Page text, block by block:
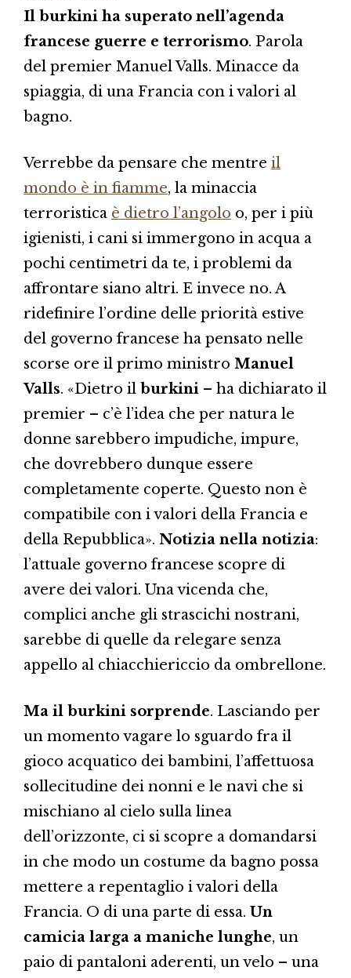
Il burkini ha superato nell’agenda
francese guerre e terrorismo. Parola
del premier Manuel Valls. Minacce da
spiaggia, di una Francia con i valori al
bagno.
Verrebbe da pensare che mentre il
mondo è in fiamme, la minaccia
terroristica è dietro l’angolo o, per i più
igienisti, i cani si immergono in acqua a
pochi centimetri da te, i problemi da
affrontare siano altri. E invece no. A
ridefinire l’ordine delle priorità estive
del governo francese ha pensato nelle
scorse ore il primo ministro Manuel
Valls. «Dietro il burkini – ha dichiarato il
premier – c’è l’idea che per natura le
donne sarebbero impudiche, impure,
che dovrebbero dunque essere
completamente coperte. Questo non è
compatibile con i valori della Francia e
della Repubblica». Notizia nella notizia:
l’attuale governo francese scopre di
avere dei valori. Una vicenda che,
complici anche gli strascichi nostrani,
sarebbe di quelle da relegare senza
appello al chiacchiericcio da ombrellone.
Ma il burkini sorprende. Lasciando per
un momento vagare lo sguardo fra il
gioco acquatico dei bambini, l’affettuosa
sollecitudine dei nonni e le navi che si
mischiano al cielo sulla linea
dell’orizzonte, ci si scopre a domandarsi
in che modo un costume da bagno possa
mettere a repentaglio i valori della
Francia. O di una parte di essa. Un
camicia larga a maniche lunghe, un
paio di pantaloni aderenti, un velo – una